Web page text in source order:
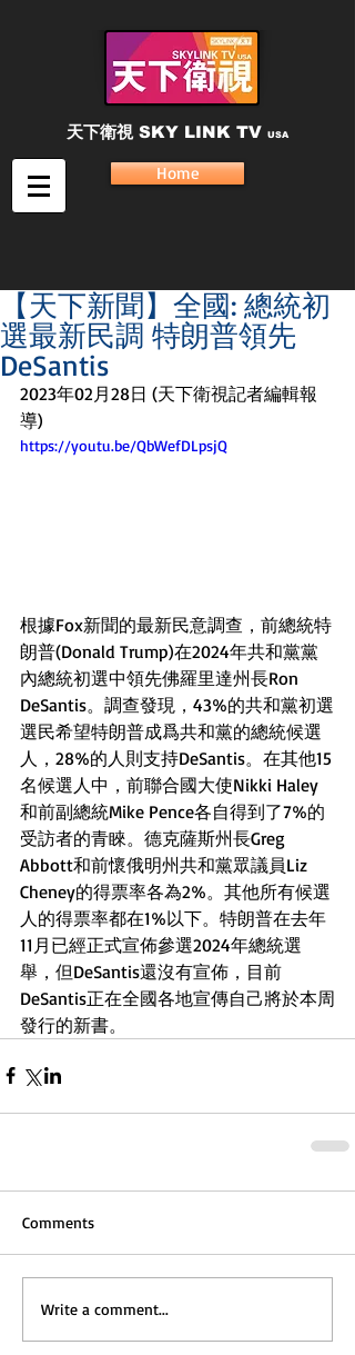
天下衛視 SKY LINK TV USA
Home
【天下新聞】全國: 總統初
選最新民調 特朗普領先
DeSantis
2023年02月28日 (天下衛視記者編輯報
導)
https://youtu.be/QbWefDLpsjQ
根據Fox新聞的最新民意調查，前總統特
朗普(Donald Trump)在2024年共和黨黨
內總統初選中領先佛羅里達州長Ron
DeSantis。調查發現，43%的共和黨初選
選民希望特朗普成爲共和黨的總統候選
人，28%的人則支持DeSantis。在其他15
名候選人中，前聯合國大使Nikki Haley
和前副總統Mike Pence各自得到了7%的
受訪者的青睞。德克薩斯州長Greg
Abbott和前懷俄明州共和黨眾議員Liz
Cheney的得票率各為2%。其他所有候選
人的得票率都在1%以下。特朗普在去年
11月已經正式宣佈參選2024年總統選
舉，但DeSantis還沒有宣佈，目前
DeSantis正在全國各地宣傳自己將於本周
發行的新書。
Comments
Write a comment...